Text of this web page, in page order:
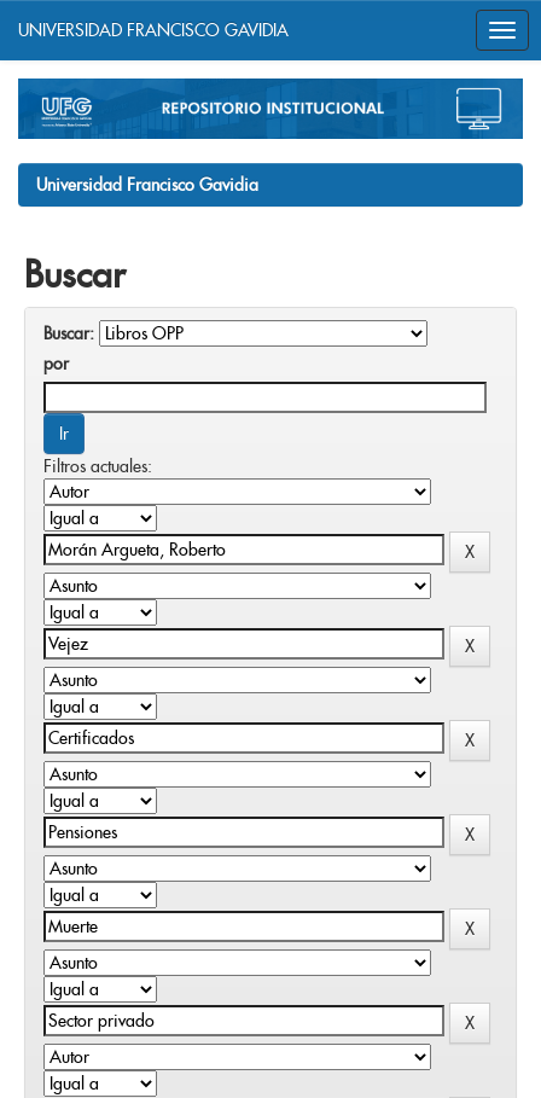
navigation
UNIVERSIDAD FRANCISCO GAVIDIA
Universidad Francisco Gavidia
Buscar
Buscar:
por
Filtros actuales: